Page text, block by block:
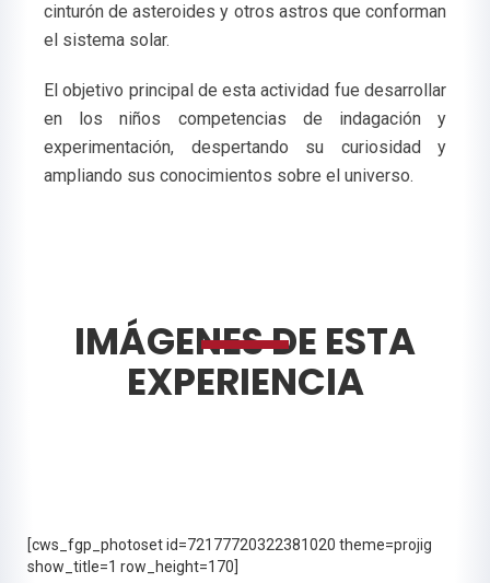
cinturón de asteroides y otros astros que conforman
el sistema solar.
El objetivo principal de esta actividad fue desarrollar
en los niños competencias de indagación y
experimentación, despertando su curiosidad y
ampliando sus conocimientos sobre el universo.
IMÁGENES DE ESTA
EXPERIENCIA
[cws_fgp_photoset id=72177720322381020 theme=projig
show_title=1 row_height=170]